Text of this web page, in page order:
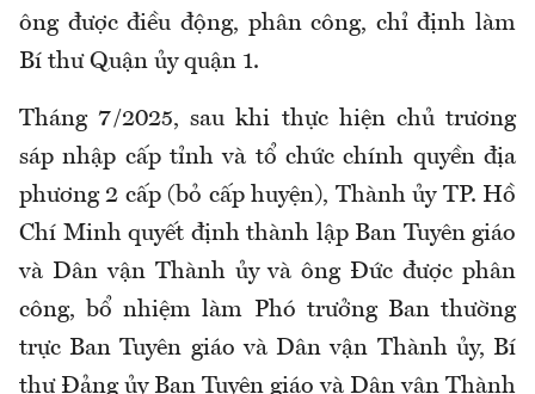
ông được điều động, phân công, chỉ định làm
Bí thư Quận ủy quận 1.
Tháng 7/2025, sau khi thực hiện chủ trương
sáp nhập cấp tỉnh và tổ chức chính quyền địa
phương 2 cấp (bỏ cấp huyện), Thành ủy TP. Hồ
Chí Minh quyết định thành lập Ban Tuyên giáo
và Dân vận Thành ủy và ông Đức được phân
công, bổ nhiệm làm Phó trưởng Ban thường
trực Ban Tuyên giáo và Dân vận Thành ủy, Bí
thư Đảng ủy Ban Tuyên giáo và Dân vận Thành